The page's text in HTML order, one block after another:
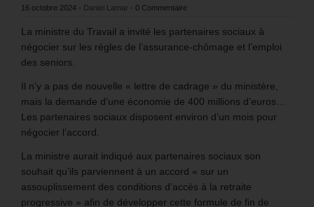
16 octobre 2024 - Daniel Lamar - 0 Commentaire
La ministre du Travail a invité les partenaires sociaux à
négocier sur les règles de l’assurance-chômage et l’emploi
des seniors.
Il n’y a pas de nouvelle « lettre de cadrage » du ministère,
mais la demande d’une économie de 400 millions d’euros…
Les partenaires sociaux disposent environ d’un mois pour
négocier l’accord.
La ministre aurait indiqué aux partenaires sociaux son
souhait qu’ils parviennent à un accord « sur un
assouplissement des conditions d’accès à la retraite
progressive » afin de développer cette formule de fin de